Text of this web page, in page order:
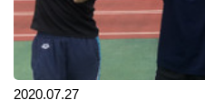
2020.07.27